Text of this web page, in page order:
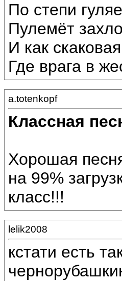
По степи
Пулемёт
И как
Где врага в
a.totenkopf
Классная
Хорошая
на 99%
класс!!!
lelik2008
кстати есть